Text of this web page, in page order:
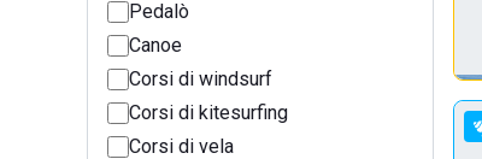
Pedalò
Canoe
Corsi di windsurf
Corsi di kitesurfing
Corsi di vela